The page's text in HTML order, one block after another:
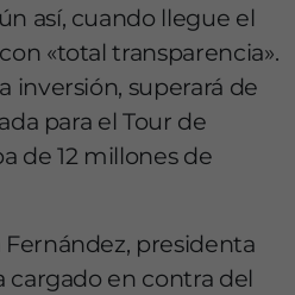
así, cuando llegue el
«total transparencia».
inversión, superará de
para el Tour de
de 12 millones de
presidenta
cargado en contra del